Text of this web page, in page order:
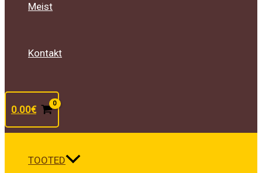
Meist
Kontakt
0.00€
TOOTED